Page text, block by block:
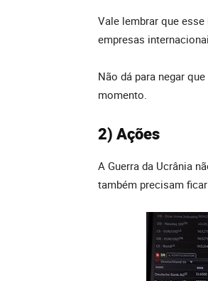
Vale lembrar que
empresas
Não dá para negar
momento.
2) Ações
A Guerra da Ucrânia
também precisam